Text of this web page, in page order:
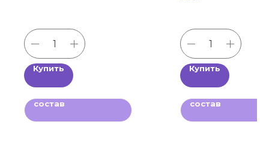
Купить
состав
Купить
состав